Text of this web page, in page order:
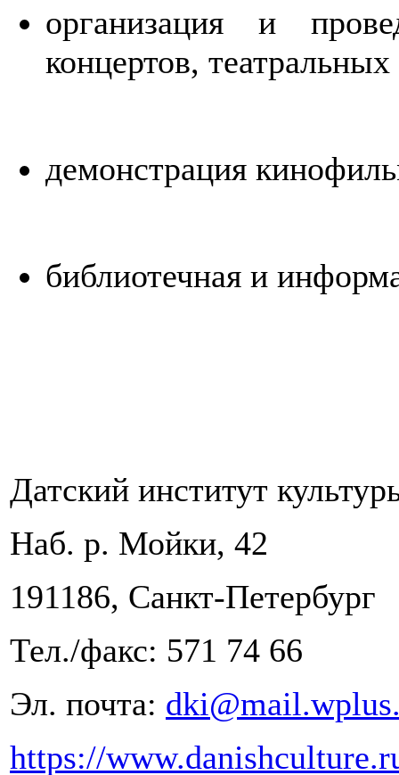
организация и
концертов, театральных
демонстрация
библиотечная и
Датский институт
Наб. р. Мойки, 42
191186, Санкт-Петербург
Тел./факс: 571 74 66
Эл. почта:
https://